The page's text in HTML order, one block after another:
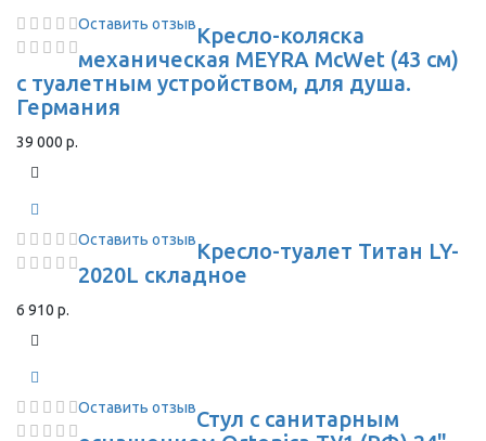
Оставить отзывКресло-коляска
механическая MEYRA McWet (43 см)
с туалетным устройством, для душа.
Германия
39 000 р.
Оставить отзывКресло-туалет Титан LY-
2020L складное
6 910 р.
Оставить отзывСтул с санитарным